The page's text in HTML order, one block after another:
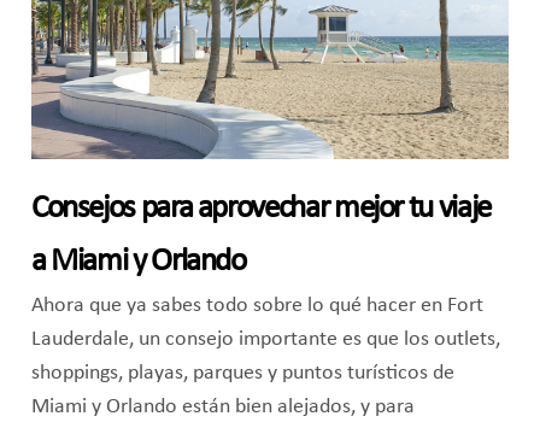
Consejos para aprovechar mejor tu viaje
a Miami y Orlando
Ahora que ya sabes todo sobre lo qué hacer en Fort
Lauderdale, un consejo importante es que los outlets,
shoppings, playas, parques y puntos turísticos de
Miami y Orlando están bien alejados, y para